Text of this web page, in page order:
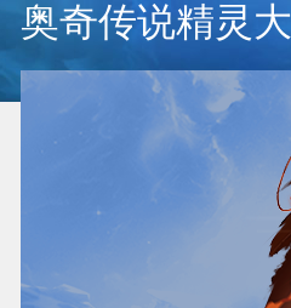
奥奇传说精灵